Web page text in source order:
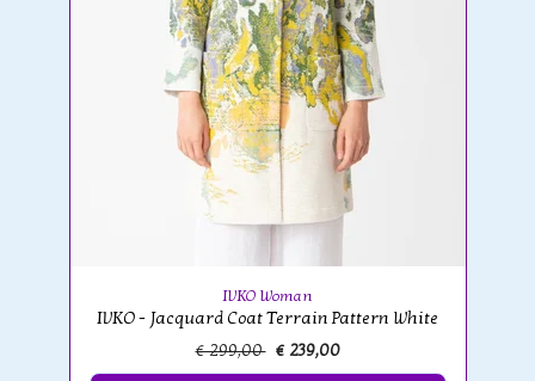
IVKO Woman
IVKO - Jacquard Coat Terrain Pattern White
€ 299,00 € 239,00